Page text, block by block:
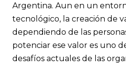
Argentina. Aun en un
tecnológico, la creación de
dependiendo de las
potenciar ese valor es uno
desafíos actuales de las